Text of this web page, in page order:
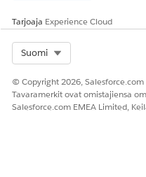
Tarjoaja Experience Cloud
Suomi
© Copyright 2026,
Tavaramerkit ovat omistajiensa
Salesforce.com EMEA Limited,